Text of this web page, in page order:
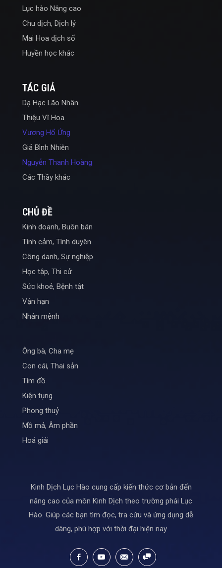
Lục hào Nâng cao
Chu dịch, Dịch lý
Mai Hoa dịch số
Huyền học khác
TÁC GIẢ
Dạ Hạc Lão Nhân
Thiệu Vĩ Hoa
Vương Hổ Ứng
Giả Bình Nhiên
Nguyễn Thanh Hoàng
Các Thầy khác
CHỦ ĐỀ
Kinh doanh, Buôn bán
Tình cảm, Tình duyên
Công danh, Sự nghiệp
Học tập, Thi cử
Sức khoẻ, Bệnh tật
Vận hạn
Nhân mệnh
Ông bà, Cha mẹ
Con cái, Thai sản
Tìm đồ
Kiện tụng
Phong thuỷ
Mồ mả, Âm phần
Hoá giải
Kinh Dịch Lục Hào cung cấp kiến thức cơ bản đến
nâng cao của môn Kinh Dịch theo trường phái Lục
Hào. Giúp các bạn tìm đọc, tra cứu và ứng dụng dễ
dàng, phù hợp với thời đại hiện nay